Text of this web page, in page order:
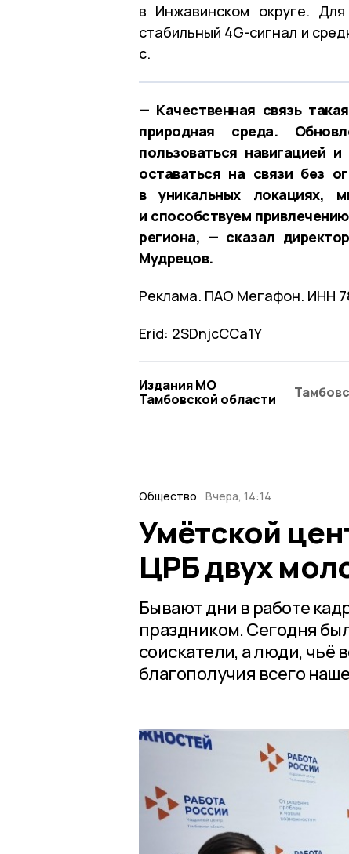
в Инжавинском округе.
стабильный 4G-сигнал и
с.
— Качественная связь
природная среда.
пользоваться навигацией
оставаться на связи без
в уникальных локациях,
и способствуем
региона, — сказал
Мудрецов.
Реклама. ПАО Мегафон. ИНН
Erid: 2SDnjcCCa1Y
Издания МО
Тамбовской области
Общество Вчера, 14:14
Умётской
ЦРБ двух
Бывают дни в работе
праздником. Сегодня
соискатели, а люди, чьё
благополучия всего